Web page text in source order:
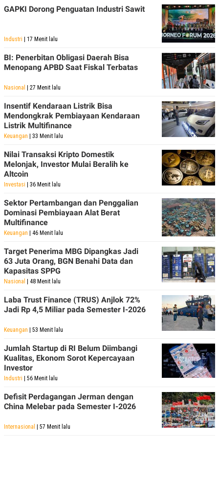
GAPKI Dorong Penguatan Industri Sawit
Industri | 17 Menit lalu
BI: Penerbitan Obligasi Daerah Bisa
Menopang APBD Saat Fiskal Terbatas
Nasional | 27 Menit lalu
Insentif Kendaraan Listrik Bisa
Mendongkrak Pembiayaan Kendaraan
Listrik Multifinance
Keuangan | 33 Menit lalu
Nilai Transaksi Kripto Domestik
Melonjak, Investor Mulai Beralih ke
Altcoin
Investasi | 36 Menit lalu
Sektor Pertambangan dan Penggalian
Dominasi Pembiayaan Alat Berat
Multifinance
Keuangan | 46 Menit lalu
Target Penerima MBG Dipangkas Jadi
63 Juta Orang, BGN Benahi Data dan
Kapasitas SPPG
Nasional | 48 Menit lalu
Laba Trust Finance (TRUS) Anjlok 72%
Jadi Rp 4,5 Miliar pada Semester I-2026
Keuangan | 53 Menit lalu
Jumlah Startup di RI Belum Diimbangi
Kualitas, Ekonom Sorot Kepercayaan
Investor
Industri | 56 Menit lalu
Defisit Perdagangan Jerman dengan
China Melebar pada Semester I-2026
Internasional | 57 Menit lalu